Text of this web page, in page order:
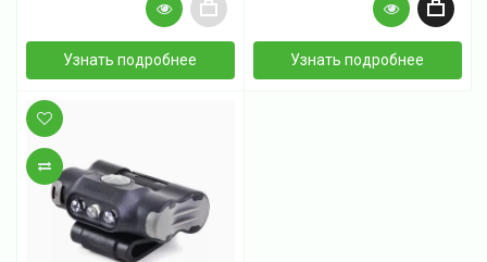
Узнать подробнее Узнать подробнее
В сравнение